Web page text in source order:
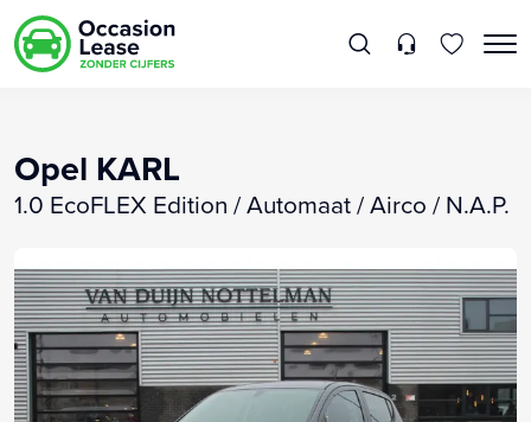
Opel KARL
1.0 EcoFLEX Edition / Automaat / Airco / N.A.P.